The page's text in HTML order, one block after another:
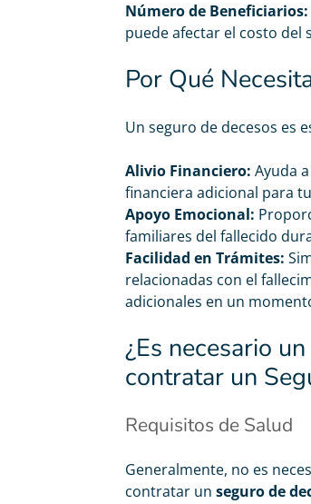
Número de Beneficiarios:
puede afectar el costo del
Por Qué
Un seguro de decesos es
Alivio Financiero: Ayuda
financiera adicional para
Apoyo Emocional:
familiares del fallecido
Facilidad en Trámites:
relacionadas con el
adicionales en un
¿Es necesario
contratar un
Requisitos de Salud
Generalmente, no es
contratar un seguro de